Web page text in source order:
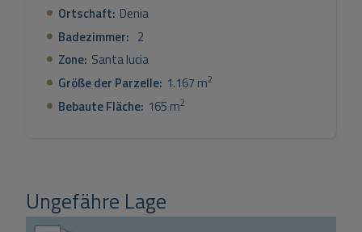
Ortschaft: Denia
Badezimmer: 2
Zone: Santa lucia
Größe der Parzelle: 1.167 m2
Bebaute Fläche: 165 m2
Ungefähre Lage